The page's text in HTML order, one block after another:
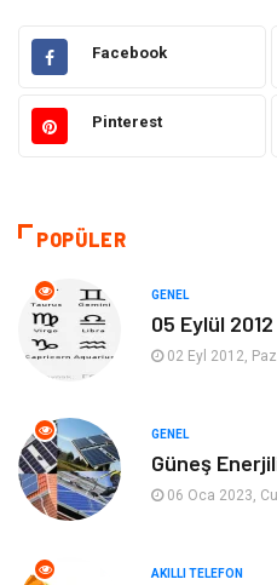
Müzik
Ülkemizden Haberler
Akıllı Telefon
Soru-Cevap
Ekonomi
Elektrik Elektronik
Tanıtıcı Reklam
Facebook
Pinterest
POPÜLER
GENEL
05 Eylül
02 Eyl 2012, Paz
GENEL
Güneş
06 Oca 2023,
AKILLI TELEFON